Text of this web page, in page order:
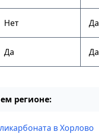
Нет Да
Да Да
регионе:
в Хорлово